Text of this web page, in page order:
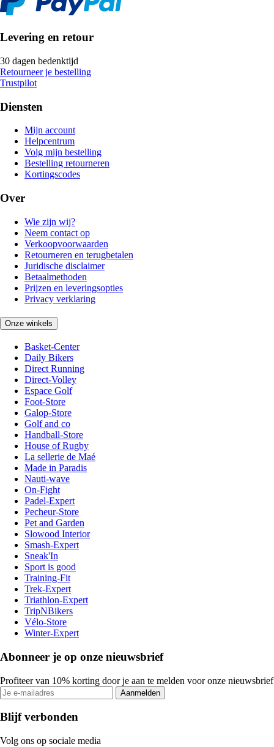
Levering en retour
30 dagen bedenktijd
Retourneer je bestelling
Trustpilot
Diensten
Mijn account
Helpcentrum
Volg mijn bestelling
Bestelling retourneren
Kortingscodes
Over
Wie zijn wij?
Neem contact op
Verkoopvoorwaarden
Retourneren en terugbetalen
Juridische disclaimer
Betaalmethoden
Prijzen en leveringsopties
Privacy verklaring
Onze winkels
Basket-Center
Daily Bikers
Direct Running
Direct-Volley
Espace Golf
Foot-Store
Galop-Store
Golf and co
Handball-Store
House of Rugby
La sellerie de Maé
Made in Paradis
Nauti-wave
On-Fight
Padel-Expert
Pecheur-Store
Pet and Garden
Slowood Interior
Smash-Expert
Sneak'In
Sport is good
Training-Fit
Trek-Expert
Triathlon-Expert
TripNBikers
Vélo-Store
Winter-Expert
Abonneer je op onze nieuwsbrief
Profiteer van 10% korting door je aan te melden voor onze nieuwsbrief
Aanmelden
Blijf verbonden
Volg ons op sociale media